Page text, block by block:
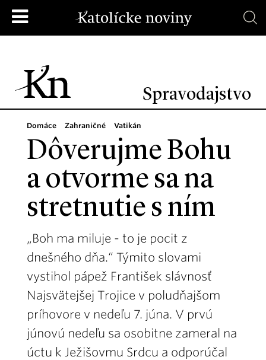
Spravodajstvo
Domáce Zahraničné Vatikán
Dôverujme Bohu
a otvorme sa na
stretnutie s ním
„Boh ma miluje - to je pocit z
dnešného dňa.“ Týmito slovami
vystihol pápež František slávnosť
Najsvätejšej Trojice v poludňajšom
príhovore v nedeľu 7. júna. V prvú
júnovú nedeľu sa osobitne zameral na
úctu k Ježišovmu Srdcu a odporúčal